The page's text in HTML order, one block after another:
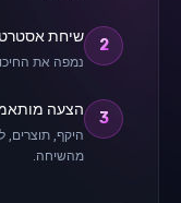
2 שיחת אסטרטגיה
נמפה את
3 הצעה
מהשיחה.